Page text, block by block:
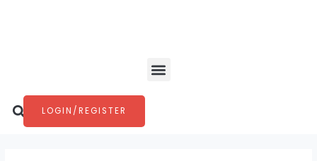
Menu
Search
LOGIN/REGISTER